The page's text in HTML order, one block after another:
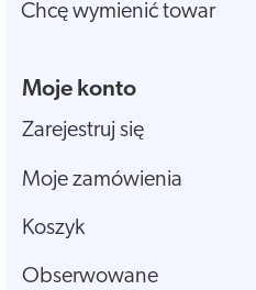
Chcę wymienić towar
Moje konto
Zarejestruj się
Moje zamówienia
Koszyk
Obserwowane